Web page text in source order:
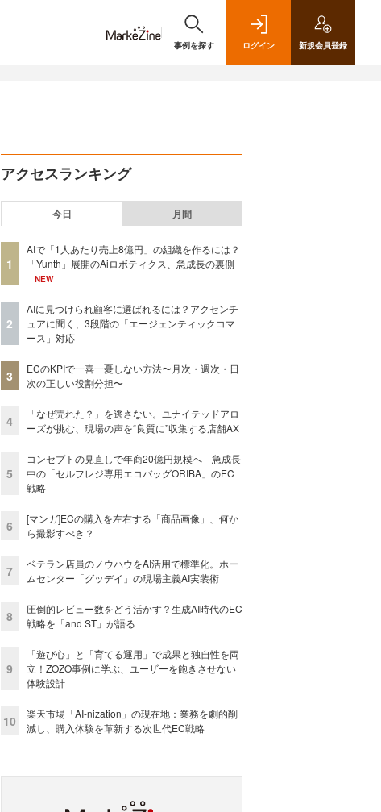
事例を探す ログイン 新規会員登録
アクセスランキング
今日 月間
1
AIで「1人あたり売上8億円」の組織を作るには？
「Yunth」展開のAiロボティクス、急成長の裏側
NEW
2
AIに見つけられ顧客に選ばれるには？アクセンチ
ュアに聞く、3段階の「エージェンティックコマ
ース」対応
3
ECのKPIで一喜一憂しない方法〜月次・週次・日
次の正しい役割分担〜
4
「なぜ売れた？」を逃さない。ユナイテッドアロ
ーズが挑む、現場の声を“良質に”収集する店舗AX
5
コンセプトの見直しで年商20億円規模へ 急成長
中の「セルフレジ専用エコバッグORIBA」のEC
戦略
6
[マンガ]ECの購入を左右する「商品画像」、何か
ら撮影すべき？
7
ベテラン店員のノウハウをAI活用で標準化。ホー
ムセンター「グッデイ」の現場主義AI実装術
8
圧倒的レビュー数をどう活かす？生成AI時代のEC
戦略を「and ST」が語る
9
「遊び心」と「育てる運用」で成果と独自性を両
立！ZOZO事例に学ぶ、ユーザーを飽きさせない
体験設計
10
楽天市場「AI-nization」の現在地：業務を劇的削
減し、購入体験を革新する次世代EC戦略